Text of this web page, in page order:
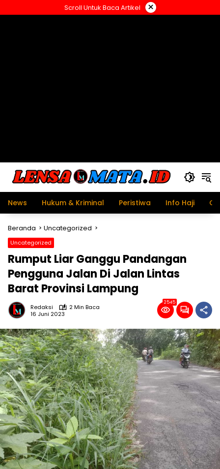
ke
Scroll Untuk Baca Artikel ×
News Hukum & Kriminal Peristiwa Info Haji
Beranda Uncategorized
Uncategorized
Rumput Liar Ganggu Pandangan
Pengguna Jalan Di Jalan Lintas
Barat Provinsi Lampung
Redaksi
2 Min Baca
16 Juni 2023
2545